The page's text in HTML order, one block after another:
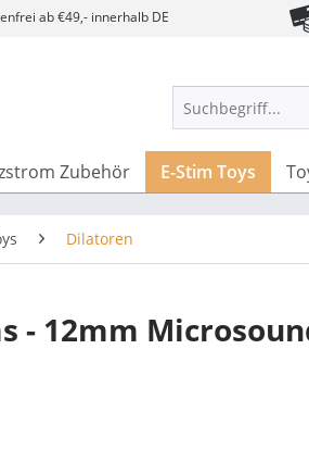
ab €49,- innerhalb DE
Zubehör E-Stim Toys
Dilatoren
- 12mm